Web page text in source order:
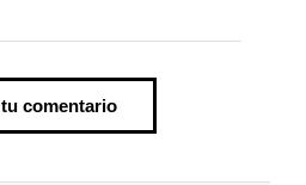
tu comentario